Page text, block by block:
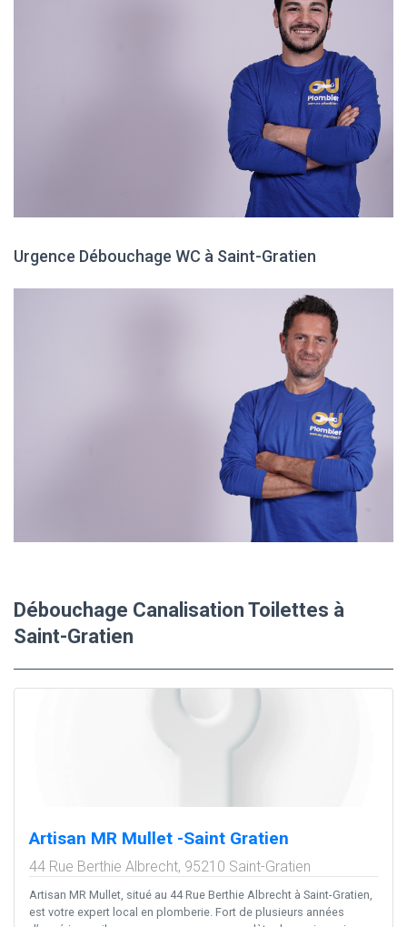
Urgence Débouchage WC à Saint-Gratien
Débouchage Canalisation Toilettes à
Saint-Gratien
Artisan MR Mullet -Saint Gratien
44 Rue Berthie Albrecht, 95210 Saint-Gratien
Artisan MR Mullet, situé au 44 Rue Berthie Albrecht à Saint-Gratien,
est votre expert local en plomberie. Fort de plusieurs années